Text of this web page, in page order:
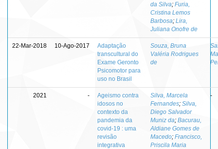
da Silva; Furia,
Cristina Lemos
Barbosa; Lira,
Juliana Onofre de
22-Mar-2018 10-Ago-2017
Adaptação
transcultural do
Exame Geronto
Psicomotor para
uso no Brasil
Souza, Bruna
Valéria Rodrigues
de
2021 -
Ageismo contra
idosos no
contexto da
pandemia da
covid-19 : uma
revisão
integrativa
Silva, Marcela
Fernandes; Silva,
Diego Salvador
Muniz da; Bacurau,
Aldiane Gomes de
Macedo; Francisco,
Priscila Maria
-